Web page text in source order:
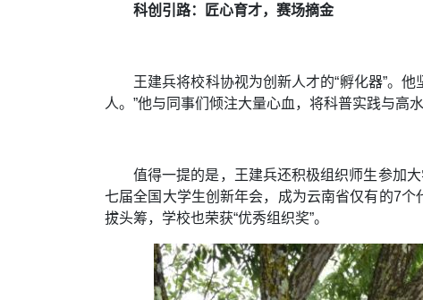
科创引路：匠心育才，赛场摘金
王建兵将校科协视为创新人才的“孵化器”。
人。”他与同事们倾注大量心血，将科普实践与高
值得一提的是，王建兵还积极组织师生参加
七届全国大学生创新年会，成为云南省仅有的7
拔头筹，学校也荣获“优秀组织奖”。